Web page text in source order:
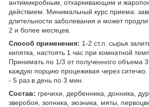
антимикробным, отхаркивающим и
действием. Минимальный курс приема:
длительности заболевания и может
2 и более месяцев.
Способ применения: 1-2 ст.л. сырья
кипятка, настоять 1 час при комнатной
Принимать по 1/3 от полученного объема 3
каждую порцию процеживая через
- 5 раз в день по 3 мин.
Состав: гречихи, дербенника, донника,
зверобоя, зопника, зюзника, мяты,